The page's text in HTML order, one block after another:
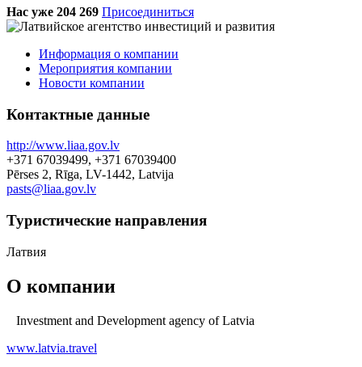
Нас уже 204 269 Присоединиться
Информация о компании
Мероприятия компании
Новости компании
Контактные данные
http://www.liaa.gov.lv
+371 67039499, +371 67039400
Pērses 2, Rīga, LV-1442, Latvija
pasts@liaa.gov.lv
Туристическиe направления
Латвия
О компании
Investment and Development agency of Latvia
www.latvia.travel